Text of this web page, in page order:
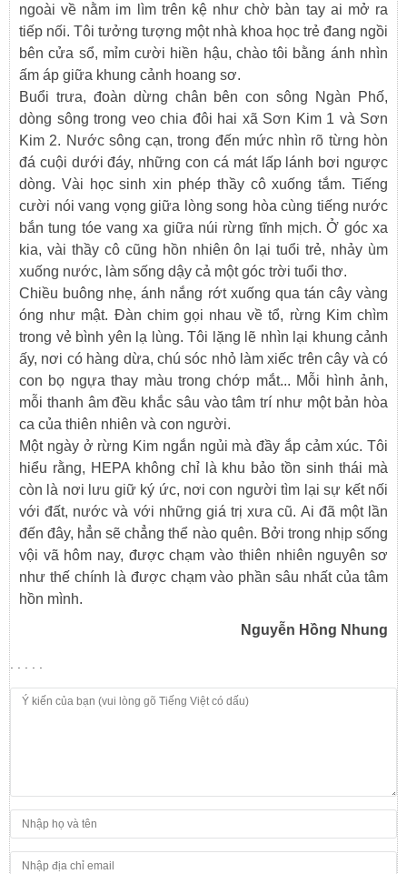
ngoài về nằm im lìm trên kệ như chờ bàn tay ai mở ra
tiếp nối. Tôi tưởng tượng một nhà khoa học trẻ đang ngồi
bên cửa sổ, mỉm cười hiền hậu, chào tôi bằng ánh nhìn
ấm áp giữa khung cảnh hoang sơ.
Buổi trưa, đoàn dừng chân bên con sông Ngàn Phố,
dòng sông trong veo chia đôi hai xã Sơn Kim 1 và Sơn
Kim 2. Nước sông cạn, trong đến mức nhìn rõ từng hòn
đá cuội dưới đáy, những con cá mát lấp lánh bơi ngược
dòng. Vài học sinh xin phép thầy cô xuống tắm. Tiếng
cười nói vang vọng giữa lòng song hòa cùng tiếng nước
bắn tung tóe vang xa giữa núi rừng tĩnh mịch. Ở góc xa
kia, vài thầy cô cũng hồn nhiên ôn lại tuổi trẻ, nhảy ùm
xuống nước, làm sống dậy cả một góc trời tuổi thơ.
Chiều buông nhẹ, ánh nắng rớt xuống qua tán cây vàng
óng như mật. Đàn chim gọi nhau về tổ, rừng Kim chìm
trong vẻ bình yên lạ lùng. Tôi lặng lẽ nhìn lại khung cảnh
ấy, nơi có hàng dừa, chú sóc nhỏ làm xiếc trên cây và có
con bọ ngựa thay màu trong chớp mắt... Mỗi hình ảnh,
mỗi thanh âm đều khắc sâu vào tâm trí như một bản hòa
ca của thiên nhiên và con người.
Một ngày ở rừng Kim ngắn ngủi mà đầy ắp cảm xúc. Tôi
hiểu rằng, HEPA không chỉ là khu bảo tồn sinh thái mà
còn là nơi lưu giữ ký ức, nơi con người tìm lại sự kết nối
với đất, nước và với những giá trị xưa cũ. Ai đã một lần
đến đây, hẳn sẽ chẳng thể nào quên. Bởi trong nhịp sống
vội vã hôm nay, được chạm vào thiên nhiên nguyên sơ
như thế chính là được chạm vào phần sâu nhất của tâm
hồn mình.
Nguyễn Hồng Nhung
. . . . .